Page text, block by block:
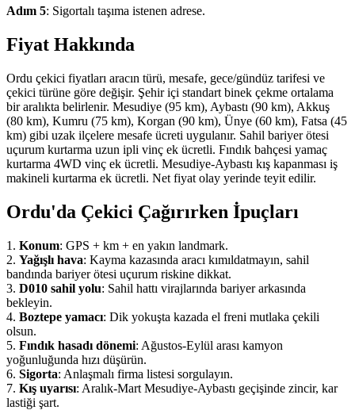
Adım 5: Sigortalı taşıma istenen adrese.
Fiyat Hakkında
Ordu çekici fiyatları aracın türü, mesafe, gece/gündüz tarifesi ve
çekici türüne göre değişir. Şehir içi standart binek çekme ortalama
bir aralıkta belirlenir. Mesudiye (95 km), Aybastı (90 km), Akkuş
(80 km), Kumru (75 km), Korgan (90 km), Ünye (60 km), Fatsa (45
km) gibi uzak ilçelere mesafe ücreti uygulanır. Sahil bariyer ötesi
uçurum kurtarma uzun ipli vinç ek ücretli. Fındık bahçesi yamaç
kurtarma 4WD vinç ek ücretli. Mesudiye-Aybastı kış kapanması iş
makineli kurtarma ek ücretli. Net fiyat olay yerinde teyit edilir.
Ordu'da Çekici Çağırırken İpuçları
1. Konum: GPS + km + en yakın landmark.
2. Yağışlı hava: Kayma kazasında aracı kımıldatmayın, sahil
bandında bariyer ötesi uçurum riskine dikkat.
3. D010 sahil yolu: Sahil hattı virajlarında bariyer arkasında
bekleyin.
4. Boztepe yamacı: Dik yokuşta kazada el freni mutlaka çekili
olsun.
5. Fındık hasadı dönemi: Ağustos-Eylül arası kamyon
yoğunluğunda hızı düşürün.
6. Sigorta: Anlaşmalı firma listesi sorgulayın.
7. Kış uyarısı: Aralık-Mart Mesudiye-Aybastı geçişinde zincir, kar
lastiği şart.